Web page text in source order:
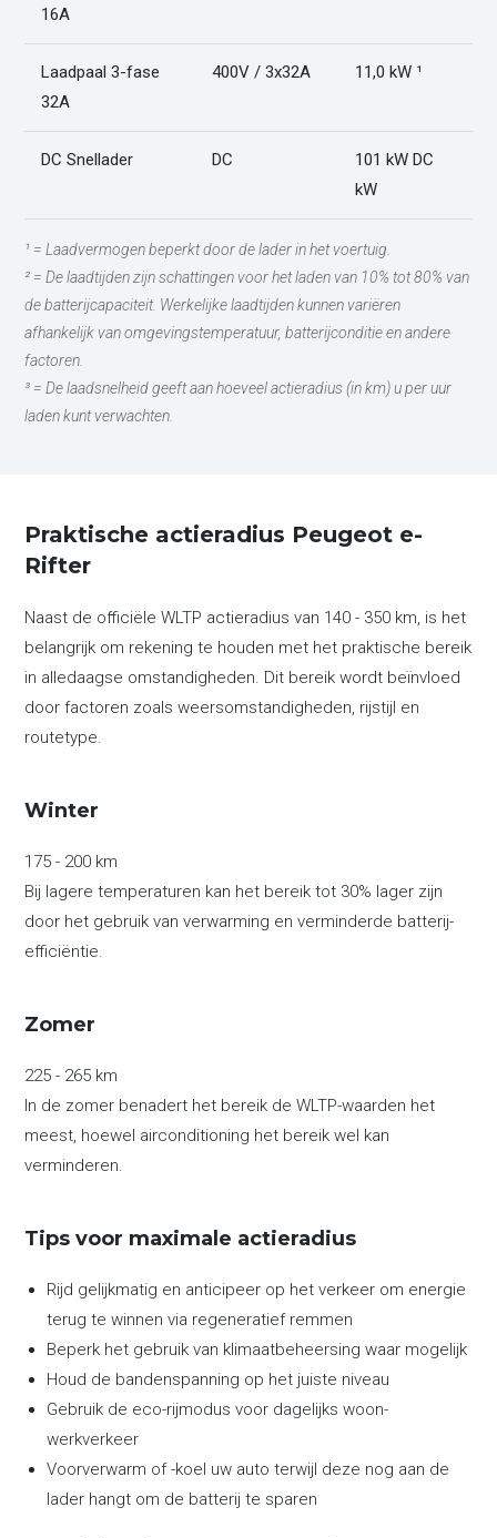
16A
Laadpaal 3-fase
32A
400V / 3x32A 11,0 kW ¹
DC Snellader DC
101 kW DC
kW
¹ = Laadvermogen beperkt door de lader in het voertuig.
² = De laadtijden zijn schattingen voor het laden van 10% tot 80% van
de batterijcapaciteit. Werkelijke laadtijden kunnen variëren
afhankelijk van omgevingstemperatuur, batterijconditie en andere
factoren.
³ = De laadsnelheid geeft aan hoeveel actieradius (in km) u per uur
laden kunt verwachten.
Praktische actieradius Peugeot e-
Rifter
Naast de officiële WLTP actieradius van 140 - 350 km, is het
belangrijk om rekening te houden met het praktische bereik
in alledaagse omstandigheden. Dit bereik wordt beïnvloed
door factoren zoals weersomstandigheden, rijstijl en
routetype.
Winter
175 - 200 km
Bij lagere temperaturen kan het bereik tot 30% lager zijn
door het gebruik van verwarming en verminderde batterij-
efficiëntie.
Zomer
225 - 265 km
In de zomer benadert het bereik de WLTP-waarden het
meest, hoewel airconditioning het bereik wel kan
verminderen.
Tips voor maximale actieradius
Rijd gelijkmatig en anticipeer op het verkeer om energie
terug te winnen via regeneratief remmen
Beperk het gebruik van klimaatbeheersing waar mogelijk
Houd de bandenspanning op het juiste niveau
Gebruik de eco-rijmodus voor dagelijks woon-
werkverkeer
Voorverwarm of -koel uw auto terwijl deze nog aan de
lader hangt om de batterij te sparen